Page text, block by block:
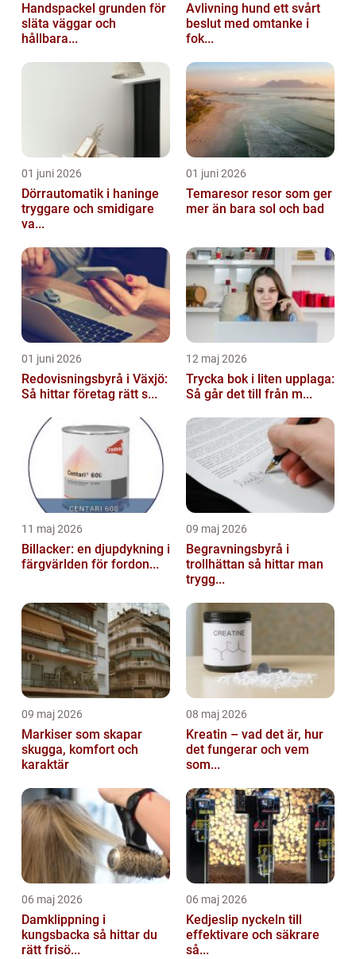
Handspackel grunden för
släta väggar och
hållbara...
Avlivning hund ett svårt
beslut med omtanke i
fok...
01 juni 2026
Dörrautomatik i haninge
tryggare och smidigare
va...
01 juni 2026
Temaresor resor som ger
mer än bara sol och bad
01 juni 2026
Redovisningsbyrå i Växjö:
Så hittar företag rätt s...
12 maj 2026
Trycka bok i liten upplaga:
Så går det till från m...
11 maj 2026
Billacker: en djupdykning i
färgvärlden för fordon...
09 maj 2026
Begravningsbyrå i
trollhättan så hittar man
trygg...
09 maj 2026
Markiser som skapar
skugga, komfort och
karaktär
08 maj 2026
Kreatin – vad det är, hur
det fungerar och vem
som...
06 maj 2026
Damklippning i
kungsbacka så hittar du
rätt frisö...
06 maj 2026
Kedjeslip nyckeln till
effektivare och säkrare
så...